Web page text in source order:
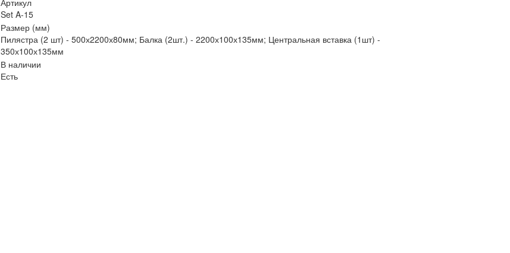
Артикул
Set A-15
Размер (мм)
Пилястра (2 шт) - 500х2200х80мм; Балка (2шт.) - 2200х100х135мм; Центральная вставка (1шт) -
350х100х135мм
В наличии
Есть